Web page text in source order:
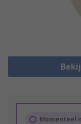
Momenteel